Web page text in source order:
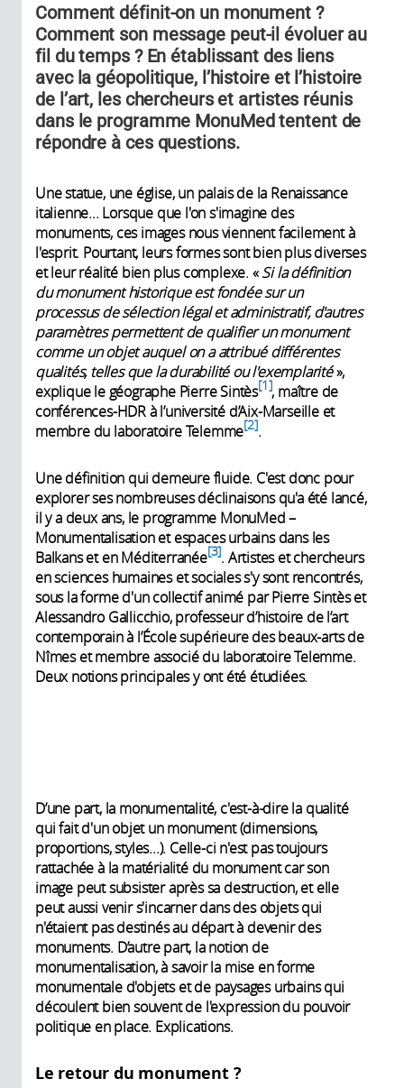
Comment définit-on un monument ?
Comment son message peut-il évoluer au
fil du temps ? En établissant des liens
avec la géopolitique, l’histoire et l’histoire
de l’art, les chercheurs et artistes réunis
dans le programme MonuMed tentent de
répondre à ces questions.
Une statue, une église, un palais de la Renaissance
italienne... Lorsque que l'on s'imagine des
monuments, ces images nous viennent facilement à
l'esprit. Pourtant, leurs formes sont bien plus diverses
et leur réalité bien plus complexe. «Si la définition
du monument historique est fondée sur un
processus de sélection légal et administratif, d'autres
paramètres permettent de qualifier un monument
comme un objet auquel on a attribué différentes
qualités, telles que la durabilité ou l'exemplarité»,
explique le géographe Pierre Sintès 1 , maître de
conférences-HDR à l’université d’Aix-Marseille et
membre du laboratoire Telemme 2 .
Une définition qui demeure fluide. C'est donc pour
explorer ses nombreuses déclinaisons qu'a été lancé,
il y a deux ans, le programme MonuMed –
Monumentalisation et espaces urbains dans les
Balkans et en Méditerranée 3 . Artistes et chercheurs
en sciences humaines et sociales s'y sont rencontrés,
sous la forme d'un collectif animé par Pierre Sintès et
Alessandro Gallicchio, professeur d’histoire de l’art
contemporain à l’École supérieure des beaux-arts de
Nîmes et membre associé du laboratoire Telemme.
Deux notions principales y ont été étudiées.
D’une part, la monumentalité, c'est-à-dire la qualité
qui fait d'un objet un monument (dimensions,
proportions, styles...). Celle-ci n'est pas toujours
rattachée à la matérialité du monument car son
image peut subsister après sa destruction, et elle
peut aussi venir s'incarner dans des objets qui
n'étaient pas destinés au départ à devenir des
monuments. D’autre part, la notion de
monumentalisation, à savoir la mise en forme
monumentale d'objets et de paysages urbains qui
découlent bien souvent de l'expression du pouvoir
politique en place. Explications.
Le retour du monument ?